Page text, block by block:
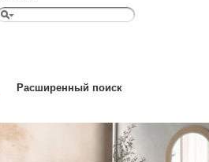
Расширенный поиск